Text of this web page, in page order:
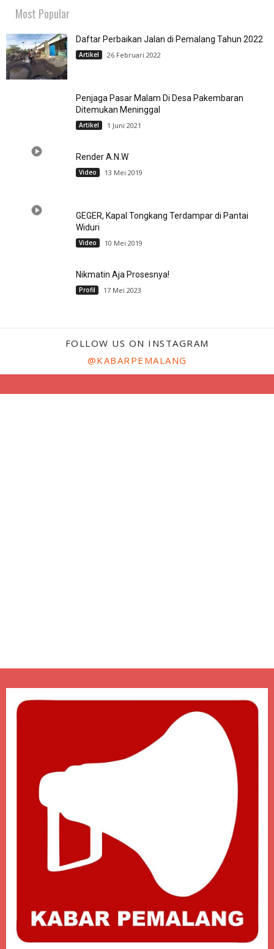
Most Popular
Daftar Perbaikan Jalan di Pemalang Tahun 2022
Artikel 26 Februari 2022
Penjaga Pasar Malam Di Desa Pakembaran
Ditemukan Meninggal
Artikel 1 Juni 2021
Render A.N.W
Video 13 Mei 2019
GEGER, Kapal Tongkang Terdampar di Pantai
Widuri
Video 10 Mei 2019
Nikmatin Aja Prosesnya!
Profil 17 Mei 2023
FOLLOW US ON INSTAGRAM
@KABARPEMALANG